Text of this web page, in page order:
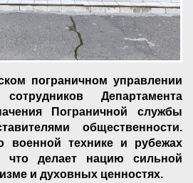
пограничном управлении
Департамента
Пограничной службы
общественности.
военной технике и рубежах
делает нацию сильной
и духовных ценностях.